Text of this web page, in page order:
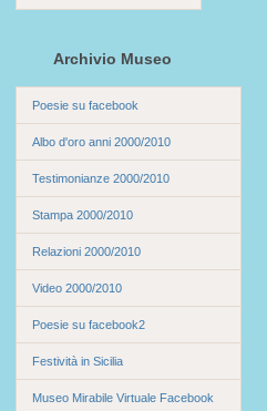
Archivio Museo
Poesie su facebook
Albo d'oro anni 2000/2010
Testimonianze 2000/2010
Stampa 2000/2010
Relazioni 2000/2010
Video 2000/2010
Poesie su facebook2
Festività in Sicilia
Museo Mirabile Virtuale Facebook